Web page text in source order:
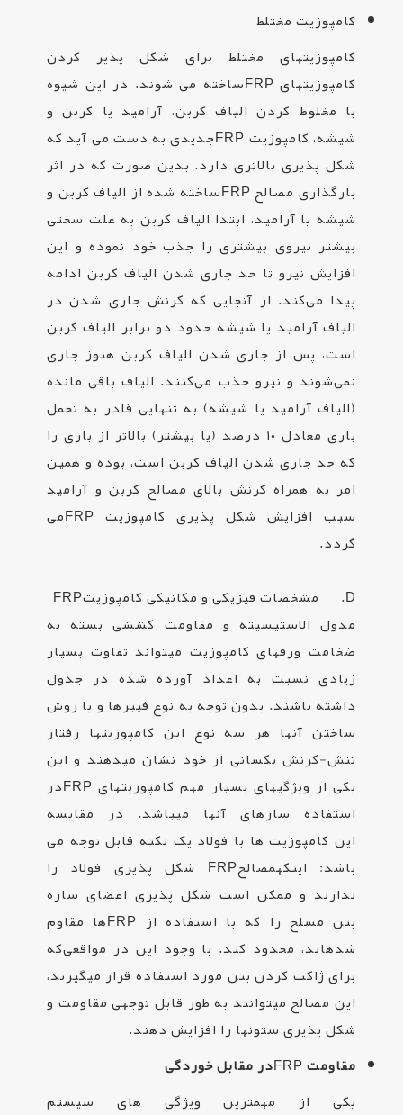
کامپوزیت مختلط
کامپوزیتهای مختلط برای شکل پذیر کردن
کامپوزیتهای FRPساخته می شوند. در این شیوه
با مخلوط کردن الیاف کربن، آرامید یا کربن و
شیشه، کامپوزیت FRPجدیدی به دست می آید که
شکل پذیری بالاتری دارد. بدین صورت که در اثر
بارگذاری مصالحFRPساخته شده از الیاف کربن و
شیشه یا آرامید، ابتدا الیاف کربن به علت سختی
بیشتر نیروی بیشتری را جذب خود نموده و این
افزایش نیرو تا حد جاری شدن الیاف کربن ادامه
پیدا می‌کند. از آنجایی که کرنش جاری شدن در
الیاف آرامید یا شیشه حدود دو برابر الیاف کربن
است، پس از جاری شدن الیاف کربن هنوز جاری
نمی‌شوند و نیرو جذب می‌کنند. الیاف باقی مانده
(الیاف آرامید یا شیشه) به تنهایی قادر به تحمل
باری معادل ۱۰ درصد (یا بیشتر) بالاتر از باری را
که حد جاری شدن الیاف کربن است، بوده و همین
امر به همراه کرنش بالای مصالح کربن و آرامید
سبب افزایش شکل پذیری کامپوزیت FRPمی
گردد.
D. مشخصات فیزیکی و مکانیکی کامپوزیت
FRP
مدول الاستیسیته و مقاومت کششی بسته به
ضخامت ورق­های کامپوزیت می­تواند تفاوت بسیار
زیادی نسبت به اعداد آورده شده در جدول
داشته باشند. بدون توجه به نوع فیبرها و یا روش
ساختن آنها هر سه نوع این کامپوزیت­ها رفتار
تنش-کرنش یکسانی از خود نشان می­دهند و این
یکی از ویژگی­های بسیار مهم کامپوزیت­های FRPدر
استفاده سازه­ای آنها می­باشد. در مقایسه
این کامپوزیت ها با فولاد یک نکته قابل توجه می
باشد: اینکهمصالحFRP شکل پذیری فولاد را
ندارند و ممکن است شکل پذیری اعضای سازه
بتن مسلح را که با استفاده از FRPها مقاوم
شده­اند، محدود کند. با وجود این در مواقعی‌که
برای ژاکت کردن بتن مورد استفاده قرار می­گیرند،
این مصالح می­توانند به طور قابل توجهی مقاومت و
شکل پذیری ستون­ها را افزایش دهند.
مقاومتFRPدر مقابل خوردگی
یکی از مهمترین ویژگی های سیستم